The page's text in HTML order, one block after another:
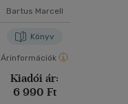
Bartus Marcell
Könyv
Árinformációk
Kiadói ár:
6 990 Ft